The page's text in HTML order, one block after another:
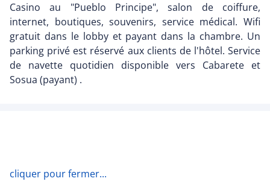
Casino au "Pueblo Principe", salon de coiffure,
internet, boutiques, souvenirs, service médical. Wifi
gratuit dans le lobby et payant dans la chambre. Un
parking privé est réservé aux clients de l'hôtel. Service
de navette quotidien disponible vers Cabarete et
Sosua (payant) .
cliquer pour fermer...